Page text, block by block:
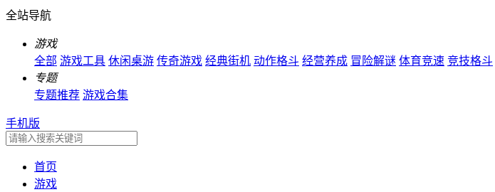
全站导航
游戏
全部 游戏工具 休闲桌游 传奇游戏 经典街机 动作格斗 经营养成 冒险解谜 体育竞速 竞技格斗
专题
专题推荐 游戏合集
手机版
首页
游戏